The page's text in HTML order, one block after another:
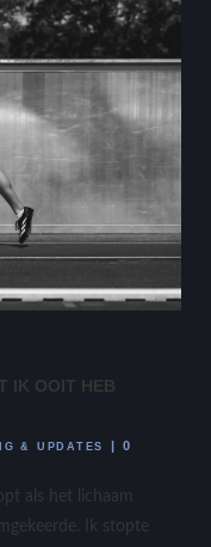
IK OOIT HEB
& UPDATES | 0
als het lichaam
Ik stopte